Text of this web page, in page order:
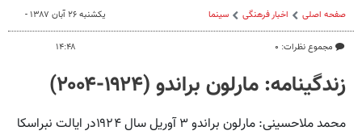
صفحه اصلی اخبار فرهنگی سینما
مجموع نظرات: ۰
یکشنبه ۲۶ آبان ۱۳۸۷ -
۱۴:۴۸
زندگینامه: مارلون براندو (۱۹۲۴-۲۰۰۴)
محمد ملاحسینی: مارلون براندو ۳ آوریل سال ۱۹۲۴در ایالت نبراسکا